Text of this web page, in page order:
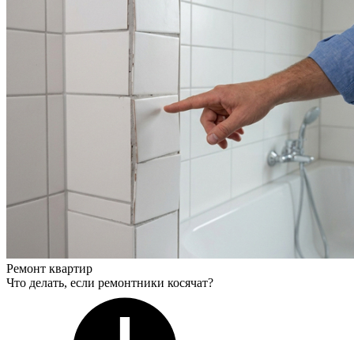
Ремонт квартир
Что делать, если ремонтники косячат?